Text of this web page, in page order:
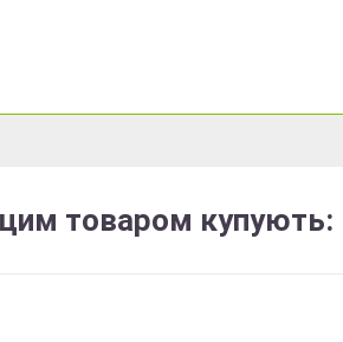
товаром купують: